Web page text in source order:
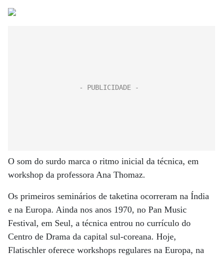
O som do surdo marca o ritmo inicial da técnica, em
workshop da professora Ana Thomaz.
Os primeiros seminários de taketina ocorreram na Índia
e na Europa. Ainda nos anos 1970, no Pan Music
Festival, em Seul, a técnica entrou no currículo do
Centro de Drama da capital sul-coreana. Hoje,
Flatischler oferece workshops regulares na Europa, na